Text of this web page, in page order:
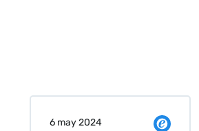
Valeria Comellas